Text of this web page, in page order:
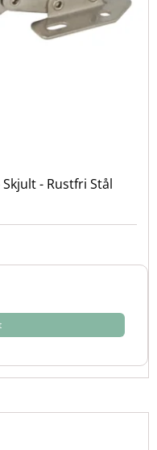
- Rustfri Stål